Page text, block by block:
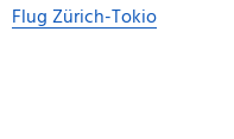
Flug Zürich-Tokio